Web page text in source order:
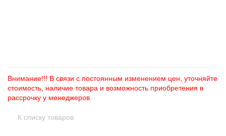
Внимание!!! В связи с постоянным изменением цен, уточняйте
стоимость, наличие товара и возможность приобретения в
рассрочку у менеджеров.
К списку товаров